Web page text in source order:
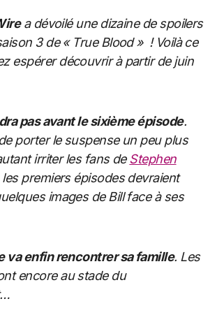
a dévoilé une dizaine de spoilers
3 de « True Blood » ! Voilà ce
espérer découvrir à partir de juin
pas avant le sixième épisode.
porter le suspense un peu plus
irriter les fans deStephen
les premiers épisodes devraient
images de Bill face à ses
va enfin rencontrer sa famille. Les
encore au stade du